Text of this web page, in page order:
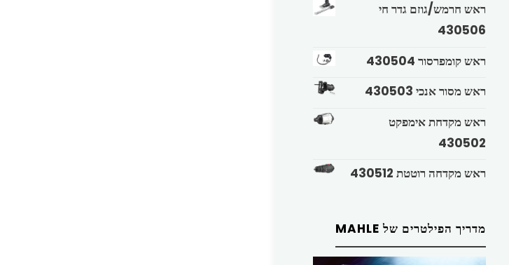
ראש חרמש/גוזם גדר חי
430506
ראש קומפרסור 430504
ראש מסור אנכי 430503
ראש מקדחת אימפקט
430502
ראש מקדחה רוטטת 430512
מדריך הפילטרים של MAHLE